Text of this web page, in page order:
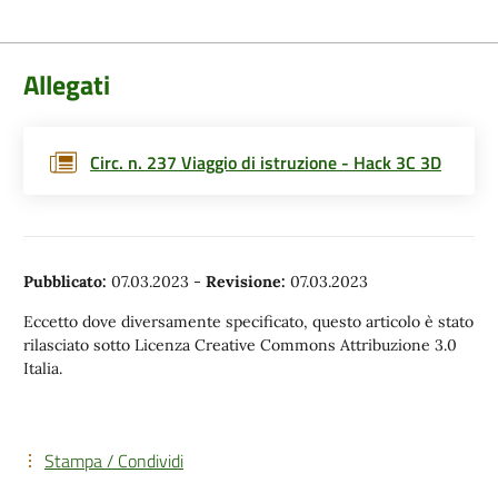
Allegati
Circ. n. 237 Viaggio di istruzione - Hack 3C 3D
Pubblicato: 07.03.2023 - Revisione: 07.03.2023
Eccetto dove diversamente specificato, questo articolo è stato
rilasciato sotto Licenza Creative Commons Attribuzione 3.0
Italia.
Stampa / Condividi